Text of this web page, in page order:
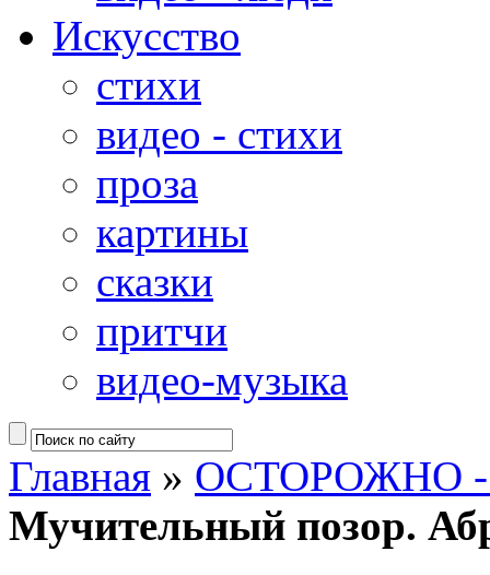
Искусство
стихи
видео - стихи
проза
картины
сказки
притчи
видео-музыка
Главная » ОСТОРОЖНО
Мучительный позор.